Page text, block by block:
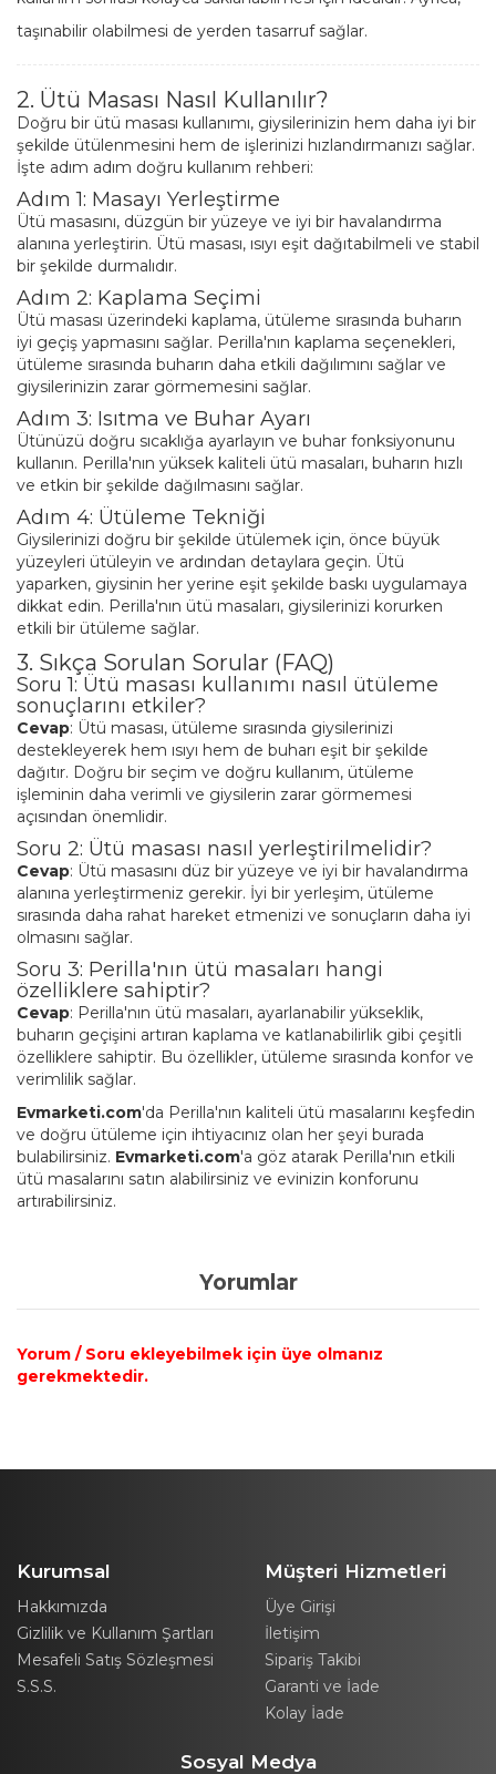
taşınabilir olabilmesi de yerden tasarruf sağlar.
2. Ütü Masası Nasıl Kullanılır?
Doğru bir ütü masası kullanımı, giysilerinizin hem daha iyi bir
şekilde ütülenmesini hem de işlerinizi hızlandırmanızı sağlar.
İşte adım adım doğru kullanım rehberi:
Adım 1: Masayı Yerleştirme
Ütü masasını, düzgün bir yüzeye ve iyi bir havalandırma
alanına yerleştirin. Ütü masası, ısıyı eşit dağıtabilmeli ve stabil
bir şekilde durmalıdır.
Adım 2: Kaplama Seçimi
Ütü masası üzerindeki kaplama, ütüleme sırasında buharın
iyi geçiş yapmasını sağlar. Perilla'nın kaplama seçenekleri,
ütüleme sırasında buharın daha etkili dağılımını sağlar ve
giysilerinizin zarar görmemesini sağlar.
Adım 3: Isıtma ve Buhar Ayarı
Ütünüzü doğru sıcaklığa ayarlayın ve buhar fonksiyonunu
kullanın. Perilla'nın yüksek kaliteli ütü masaları, buharın hızlı
ve etkin bir şekilde dağılmasını sağlar.
Adım 4: Ütüleme Tekniği
Giysilerinizi doğru bir şekilde ütülemek için, önce büyük
yüzeyleri ütüleyin ve ardından detaylara geçin. Ütü
yaparken, giysinin her yerine eşit şekilde baskı uygulamaya
dikkat edin. Perilla'nın ütü masaları, giysilerinizi korurken
etkili bir ütüleme sağlar.
3. Sıkça Sorulan Sorular (FAQ)
Soru 1: Ütü masası kullanımı nasıl ütüleme
sonuçlarını etkiler?
Cevap: Ütü masası, ütüleme sırasında giysilerinizi
destekleyerek hem ısıyı hem de buharı eşit bir şekilde
dağıtır. Doğru bir seçim ve doğru kullanım, ütüleme
işleminin daha verimli ve giysilerin zarar görmemesi
açısından önemlidir.
Soru 2: Ütü masası nasıl yerleştirilmelidir?
Cevap: Ütü masasını düz bir yüzeye ve iyi bir havalandırma
alanına yerleştirmeniz gerekir. İyi bir yerleşim, ütüleme
sırasında daha rahat hareket etmenizi ve sonuçların daha iyi
olmasını sağlar.
Soru 3: Perilla'nın ütü masaları hangi
özelliklere sahiptir?
Cevap: Perilla'nın ütü masaları, ayarlanabilir yükseklik,
buharın geçişini artıran kaplama ve katlanabilirlik gibi çeşitli
özelliklere sahiptir. Bu özellikler, ütüleme sırasında konfor ve
verimlilik sağlar.
Evmarketi.com'da Perilla'nın kaliteli ütü masalarını keşfedin
ve doğru ütüleme için ihtiyacınız olan her şeyi burada
bulabilirsiniz. Evmarketi.com'a göz atarak Perilla'nın etkili
ütü masalarını satın alabilirsiniz ve evinizin konforunu
artırabilirsiniz.
Yorumlar
Yorum / Soru ekleyebilmek için üye olmanız
gerekmektedir.
Kurumsal
Hakkımızda
Gizlilik ve Kullanım Şartları
Mesafeli Satış Sözleşmesi
S.S.S.
Müşteri Hizmetleri
Üye Girişi
İletişim
Sipariş Takibi
Garanti ve İade
Kolay İade
Sosyal Medya